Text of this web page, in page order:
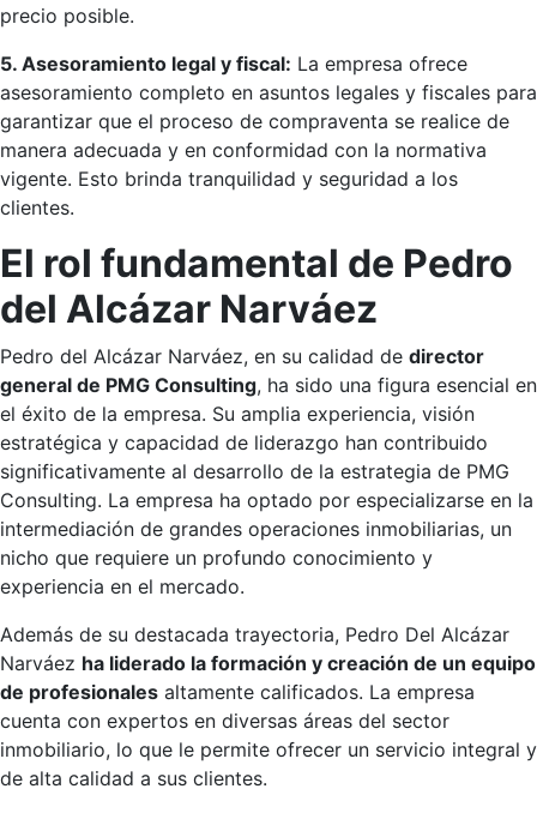
precio posible.
5. Asesoramiento legal y fiscal: La empresa ofrece
asesoramiento completo en asuntos legales y fiscales para
garantizar que el proceso de compraventa se realice de
manera adecuada y en conformidad con la normativa
vigente. Esto brinda tranquilidad y seguridad a los
clientes.
El rol fundamental de Pedro
del Alcázar Narváez
Pedro del Alcázar Narváez, en su calidad de director
general de PMG Consulting, ha sido una figura esencial en
el éxito de la empresa. Su amplia experiencia, visión
estratégica y capacidad de liderazgo han contribuido
significativamente al desarrollo de la estrategia de PMG
Consulting. La empresa ha optado por especializarse en la
intermediación de grandes operaciones inmobiliarias, un
nicho que requiere un profundo conocimiento y
experiencia en el mercado.
Además de su destacada trayectoria, Pedro Del Alcázar
Narváez ha liderado la formación y creación de un equipo
de profesionales altamente calificados. La empresa
cuenta con expertos en diversas áreas del sector
inmobiliario, lo que le permite ofrecer un servicio integral y
de alta calidad a sus clientes.